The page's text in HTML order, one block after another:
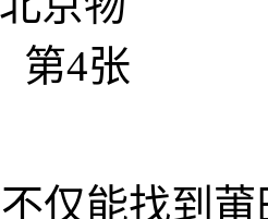
仅能找到